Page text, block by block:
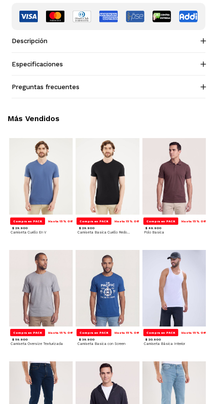
Descripción
Especificaciones
Preguntas frecuentes
Compra en PACK Hasta 15% Off
$ 29.900
Camiseta Cuello En V
Compra en PACK Hasta 15% Off
$ 29.900
Camiseta Basica Cuello Redondo
Compra en PACK Hasta 15% Off
$ 49.900
Polo Basica
Compra en PACK Hasta 15% Off
$ 59.900
Camiseta Oversize Texturizada
Compra en PACK Hasta 15% Off
$ 39.900
Camiseta Basica con Screen
Compra en PACK Hasta 15% Off
$ 20.900
Camiseta Básica Interior
Más Vendidos